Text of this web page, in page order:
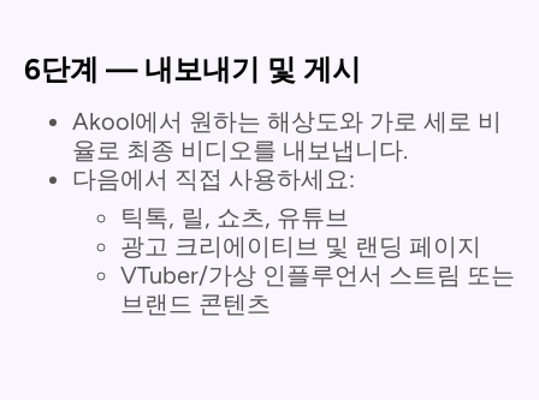
6단계 — 내보내기 및 게시
Akool에서 원하는 해상도와 가로 세로 비
율로 최종 비디오를 내보냅니다.
다음에서 직접 사용하세요:
틱톡, 릴, 쇼츠, 유튜브
광고 크리에이티브 및 랜딩 페이지
VTuber/가상 인플루언서 스트림 또는
브랜드 콘텐츠